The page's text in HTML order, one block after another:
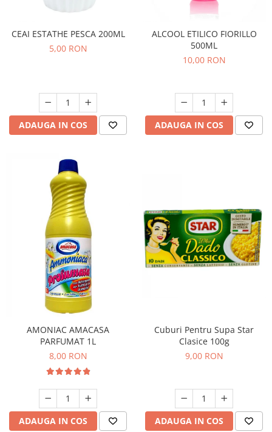
CEAI ESTATHE PESCA 200ML
5,00 RON
ADAUGA IN COS
ALCOOL ETILICO FIORILLO
500ML
10,00 RON
ADAUGA IN COS
AMONIAC AMACASA
PARFUMAT 1L
8,00 RON
ADAUGA IN COS
Cuburi Pentru Supa Star
Clasice 100g
9,00 RON
ADAUGA IN COS